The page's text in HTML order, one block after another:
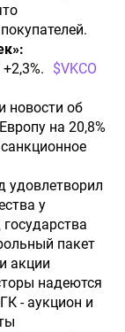
+2,3%.
$VKCO
новости об
на 20,8%
удовлетворил
у
пакет
акции
надеются
- аукцион и